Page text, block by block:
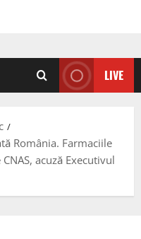
LIVE
România. Farmaciile
acuză Executivul